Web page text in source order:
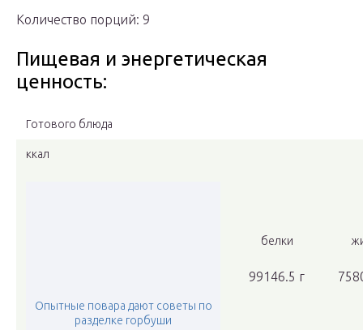
Количество порций: 9
Пищевая и энергетическая
ценность:
Готового блюда
ккал
Опытные повара дают советы по
разделке горбуши
белки
99146.5 г